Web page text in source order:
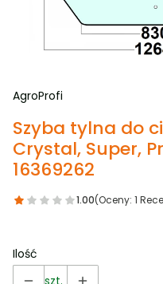
AgroProfi
Szyba tylna do
Crystal, Super,
16369262
1.00(Oceny: 1
Ilość